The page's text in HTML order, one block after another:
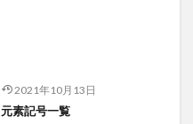
2021年10月13日
元素記号一覧